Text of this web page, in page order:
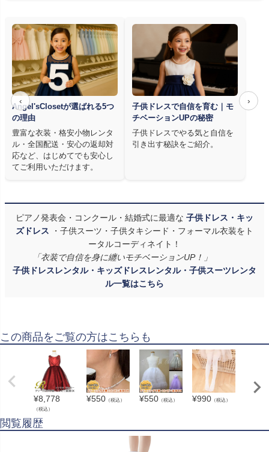
‹ ›
Angel'sClosetが選ばれる5つ
の理由
豊富な衣装・格安小物レンタ
ル・全国配送・安心の返却対
応など、はじめてでも安心し
てご利用いただけます。
子供ドレスで自信を育む｜モ
チベーションUPの秘密
子供ドレスでやる気と自信を
引き出す秘訣をご紹介。
ピアノ発表会・コンクール・結婚式に最適な 子供ドレス・キッ
ズドレス
・子供スーツ・子供タキシード・フォーマル衣装をト
ータルコーディネイト！
「衣装で自信を身に纏いモチベーションUP！」
子供ドレスレンタル・キッズドレスレンタル・子供スーツレンタ
ル一覧はこちら
この商品をご覧の方はこちらも
¥8,778
（税込）
¥550 （税込） ¥550 （税込） ¥990 （税込）
閲覧履歴